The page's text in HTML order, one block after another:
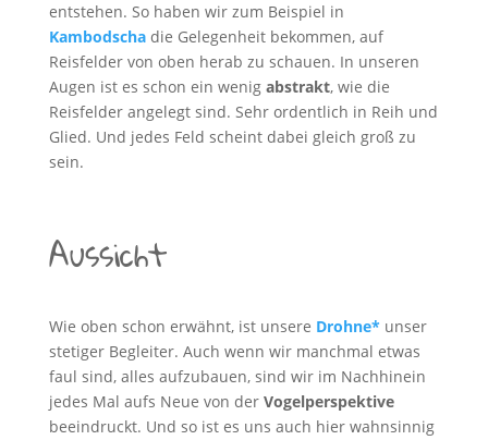
entstehen. So haben wir zum Beispiel in
Kambodschadie Gelegenheit bekommen, auf
Reisfelder von oben herab zu schauen. In unseren
Augen ist es schon ein wenig abstrakt, wie die
Reisfelder angelegt sind. Sehr ordentlich in Reih und
Glied. Und jedes Feld scheint dabei gleich groß zu
sein.
Aussicht
Wie oben schon erwähnt, ist unsere Drohne* unser
stetiger Begleiter. Auch wenn wir manchmal etwas
faul sind, alles aufzubauen, sind wir im Nachhinein
jedes Mal aufs Neue von der Vogelperspektive
beeindruckt. Und so ist es uns auch hier wahnsinnig